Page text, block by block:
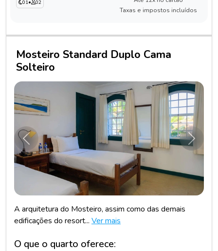
01• 02
Taxas e impostos incluídos
Mosteiro Standard Duplo Cama
Solteiro
Anterior
A arquitetura do Mosteiro, assim como das demais
edificações do resort... Ver mais
O que o quarto oferece: